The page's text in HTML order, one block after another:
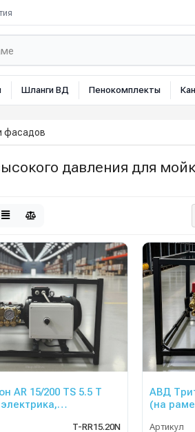
Шланги ВД Пенокомплекты
фасадов
давления для
AR 15/200 TS 5.5 T
T-RR15.20N
АВД
(на
Артикул